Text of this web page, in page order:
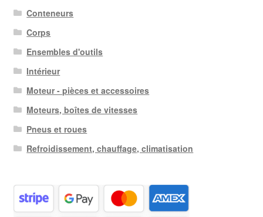
Conteneurs
Corps
Ensembles d'outils
Intérieur
Moteur - pièces et accessoires
Moteurs, boîtes de vitesses
Pneus et roues
Refroidissement, chauffage, climatisation